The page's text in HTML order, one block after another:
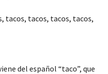
tacos, tacos, tacos, tacos,
del español “taco”, que